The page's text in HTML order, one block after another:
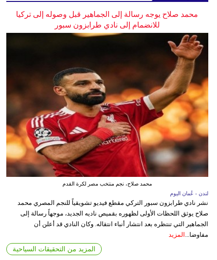
محمد صلاح يوجه رسالة إلى الجماهير قبل وصوله إلى تركيا
للانضمام إلى نادي طرابزون سبور
محمد صلاح، نجم منتخب مصر لكرة القدم
لندن - عُمان اليوم
نشر نادي طرابزون سبور التركي مقطع فيديو تشويقياً للنجم المصري محمد
صلاح يوثق اللحظات الأولى لظهوره بقميص ناديه الجديد، موجهاً رسالة إلى
الجماهير التي تنتظره بعد انتشار أنباء انتقاله. وكان النادي قد أعلن أن
مفاوضا...
المزيد
المزيد من التحقيقات السياحية